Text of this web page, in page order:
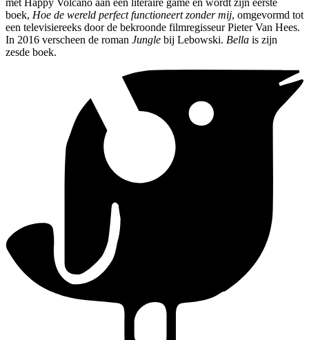
met Happy Volcano aan een literaire game en wordt zijn eerste
boek, Hoe de wereld perfect functioneert zonder mij, omgevormd tot
een televisiereeks door de bekroonde filmregisseur Pieter Van Hees.
In 2016 verscheen de roman Jungle bij Lebowski. Bella is zijn
zesde boek.